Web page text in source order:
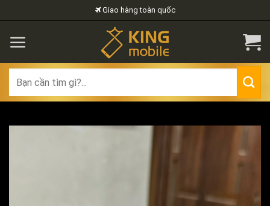
to
content
Giao hàng toàn quốc
for: